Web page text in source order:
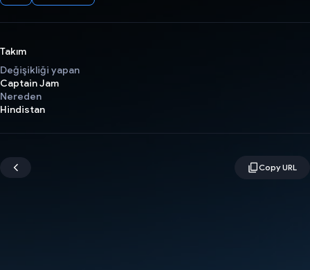
Takım
Değişikliği yapan
Captain Jam
Nereden
Hindistan